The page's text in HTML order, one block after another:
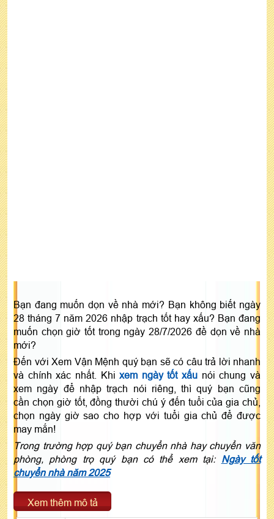
Bạn đang muốn dọn về nhà mới? Bạn không biết ngày
28 tháng 7 năm 2026 nhập trạch tốt hay xấu? Bạn đang
muốn chọn giờ tốt trong ngày 28/7/2026 đề dọn về nhà
mới?
Đến với Xem Vận Mệnh quý bạn sẽ có câu trả lời nhanh
và chính xác nhất. Khixem ngày tốt xấu nói chung và
xem ngày để nhập trạch nói riêng, thì quý bạn cũng
cần chọn giờ tốt, đồng thười chú ý đến tuổi của gia chủ,
chọn ngày giờ sao cho hợp với tuổi gia chủ để được
may mắn!
Trong trường hợp quý bạn chuyển nhà hay chuyển văn
phòng, phòng trọ quý bạn có thể xem tại: Ngày tốt
chuyển nhà năm 2025
Xem thêm mô tả